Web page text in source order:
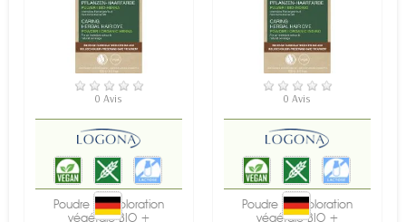
EN STOCK
0 Avis
Poudre de coloration
végétale BIO +
EN STOCK
0 Avis
Poudre de coloration
végétale BIO +